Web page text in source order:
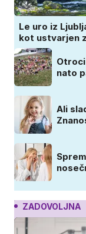
Le uro iz
kot ustvarjen
nato
Ali
ZADOVOLJNA